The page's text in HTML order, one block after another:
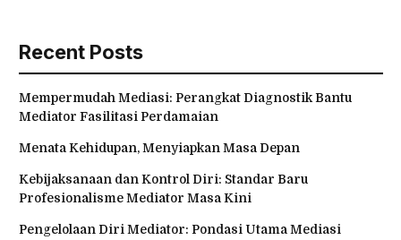
Recent Posts
Mempermudah Mediasi: Perangkat Diagnostik Bantu
Mediator Fasilitasi Perdamaian
Menata Kehidupan, Menyiapkan Masa Depan
Kebijaksanaan dan Kontrol Diri: Standar Baru
Profesionalisme Mediator Masa Kini
Pengelolaan Diri Mediator: Pondasi Utama Mediasi